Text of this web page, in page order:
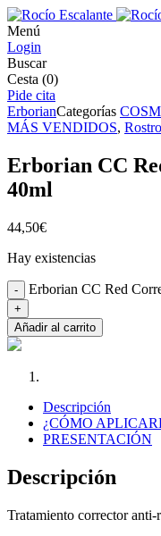
Menú
Login
Buscar
Cesta (0)
Pide cita
ErborianCategorías
MÁS VENDIDOS, Rostro
Erborian CC
40ml
44,50€
Hay existencias
- Erborian CC Red
+
Añadir al carrito
Descripción
¿CÓMO
PRESENTACIÓN
Descripción
Tratamiento corrector